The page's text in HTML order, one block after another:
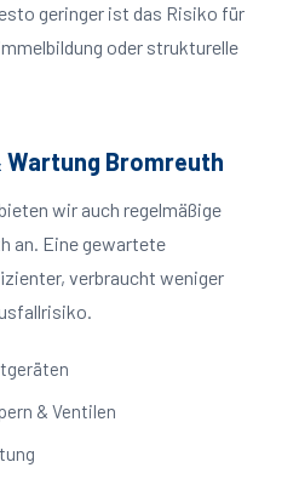
geringer ist das Risiko für
oder strukturelle
Wartung Bromreuth
wir auch regelmäßige
an. Eine gewartete
verbraucht weniger
& Ventilen